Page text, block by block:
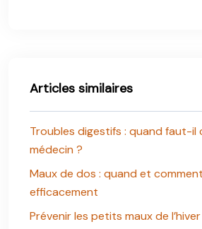
Articles similaires
Troubles digestifs : quand faut-il
médecin ?
Maux de dos : quand et
efficacement
Prévenir les petits maux de